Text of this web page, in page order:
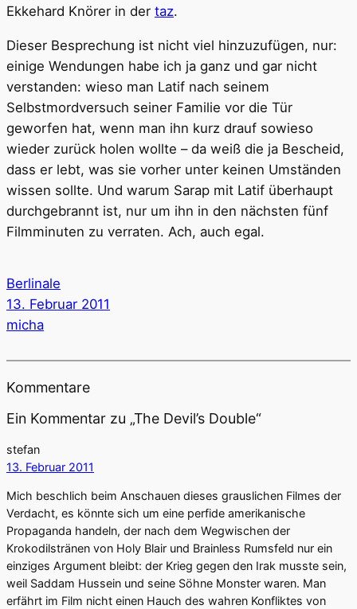
Ekkehard Knörer in der taz.
Dieser Besprechung ist nicht viel hinzuzufügen, nur:
einige Wendungen habe ich ja ganz und gar nicht
verstanden: wieso man Latif nach seinem
Selbstmordversuch seiner Familie vor die Tür
geworfen hat, wenn man ihn kurz drauf sowieso
wieder zurück holen wollte – da weiß die ja Bescheid,
dass er lebt, was sie vorher unter keinen Umständen
wissen sollte. Und warum Sarap mit Latif überhaupt
durchgebrannt ist, nur um ihn in den nächsten fünf
Filmminuten zu verraten. Ach, auch egal.
Berlinale
13. Februar 2011
micha
Kommentare
Ein Kommentar zu „The Devil’s Double“
stefan
13. Februar 2011
Mich beschlich beim Anschauen dieses grauslichen Filmes der
Verdacht, es könnte sich um eine perfide amerikanische
Propaganda handeln, der nach dem Wegwischen der
Krokodilstränen von Holy Blair und Brainless Rumsfeld nur ein
einziges Argument bleibt: der Krieg gegen den Irak musste sein,
weil Saddam Hussein und seine Söhne Monster waren. Man
erfährt im Film nicht einen Hauch des wahren Konfliktes von